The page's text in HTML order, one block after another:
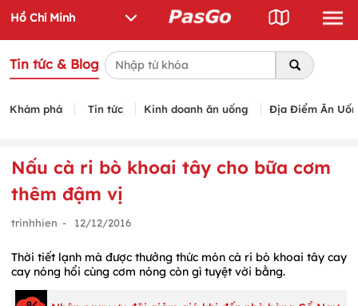
Tin tức & Blog
Khám phá Tin tức Kinh doanh ăn uống Địa Điểm Ăn
Nấu cà ri bò khoai tây cho bữa cơm
thêm đậm vị
trinhhien - 12/12/2016
Thời tiết lạnh mà được thưởng thức món cà ri bò khoai tây cay
cay nóng hổi cùng cơm nóng còn gì tuyệt vời bằng.